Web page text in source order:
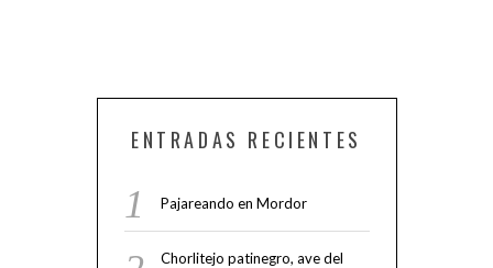
ENTRADAS RECIENTES
Pajareando en Mordor
Chorlitejo patinegro, ave del